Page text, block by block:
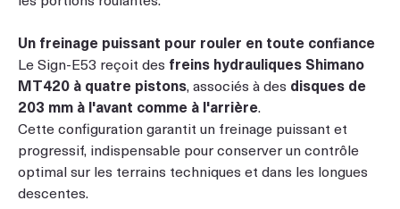
Un freinage puissant pour rouler en toute confiance
Le Sign-E53 reçoit des freins hydrauliques Shimano
MT420 à quatre pistons, associés à des disques de
203 mm à l'avant comme à l'arrière.
Cette configuration garantit un freinage puissant et
progressif, indispensable pour conserver un contrôle
optimal sur les terrains techniques et dans les longues
descentes.